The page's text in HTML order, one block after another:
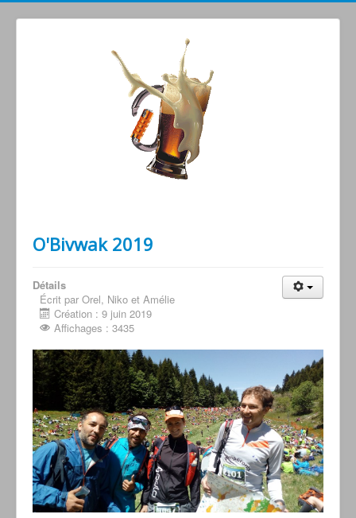
O'Bivwak 2019
Détails
Écrit par Orel, Niko et Amélie
Création : 9 juin 2019
Affichages : 3435